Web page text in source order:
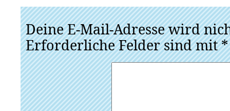
Deine E-Mail-Adresse wird
Erforderliche Felder sind mit*